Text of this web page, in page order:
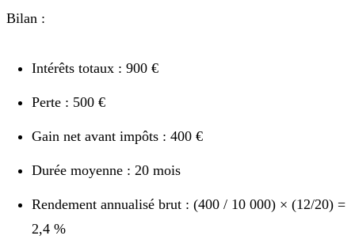
Bilan :
Intérêts totaux : 900 €
Perte : 500 €
Gain net avant impôts : 400 €
Durée moyenne : 20 mois
Rendement annualisé brut : (400 / 10 000) × (12/20) =
2,4 %